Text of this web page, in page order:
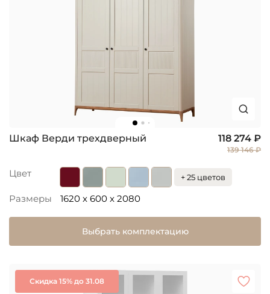
Шкаф Верди трехдверный 118 274 ₽
139 146 ₽
Цвет + 25 цветов
Размеры 1620 x 600 x 2080
Выбрать комплектацию
Скидка 15% до 31.08